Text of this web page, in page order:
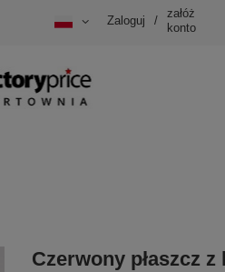
Zaloguj /
załóż
konto
Czerwony płaszcz